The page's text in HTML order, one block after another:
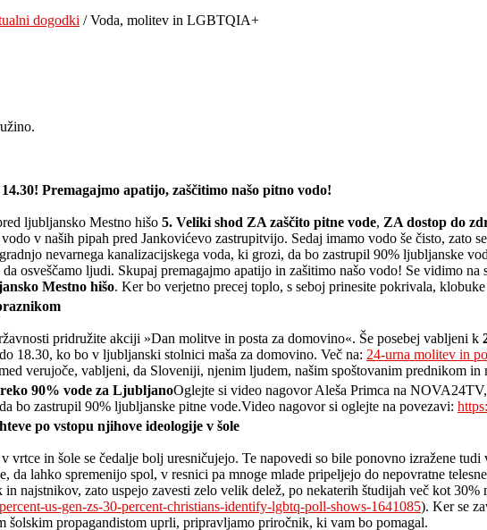
dogodki /Voda, molitev in LGBTQIA+
Premagajmo apatijo, zaščitimo našo pitno vodo!
ljubljansko Mestno hišo 5. Veliki shod ZA zaščito pitne vode, ZA dostop do
v naših pipah pred Jankovićevo zastrupitvijo. Sedaj imamo vodo še čisto, zato
nevarnega kanalizacijskega voda, ki grozi, da bo zastrupil 90% ljubljanske
osveščamo ljudi. Skupaj premagajmo apatijo in zašitimo našo vodo! Se vidimo
Mestno hišo. Ker bo verjetno precej toplo, s seboj prinesite pokrivala,
pridružite akciji »Dan molitve in posta za domovino«. Še posebej vabljeni k
18.30, ko bo v ljubljanski stolnici maša za domovino. Več na: 24-urna molitev in
verujoče, vabljeni, da Sloveniji, njenim ljudem, našim spoštovanim prednikom
90% vode za LjubljanoOglejte si video nagovor Aleša Primca na
bo zastrupil 90% ljubljanske pitne vode.Video nagovor si oglejte na povezavi:
po vstopu njihove ideologije v šole
in šole se čedalje bolj uresničujejo. Te napovedi so bile ponovno izražene
da lahko spremenijo spol, v resnici pa mnoge mlade pripeljejo do nepovratne
najstnikov, zato uspejo zavesti zelo velik delež, po nekaterih študijah več kot
us-gen-zs-30-percent-christians-identify-lgbtq-poll-shows-1641085). Ker se
propagandistom uprli, pripravljamo priročnik, ki vam bo pomagal.